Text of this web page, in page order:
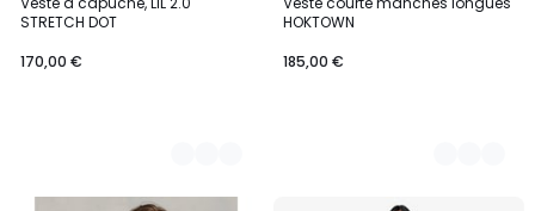
STRETCH DOT
170,00 €
Couleurs
HOKTOWN
185,00 €
Couleurs